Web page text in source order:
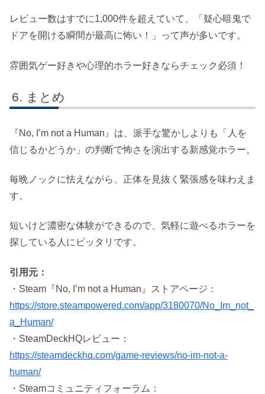
レビュー数はすでに1,000件を超えていて、「疑心暗鬼で
ドアを開ける瞬間が最高に怖い！」って声が多いです。
雰囲気ゲー好きや心理的ホラー好きならチェック必須！
まとめ
『No, I’m not a Human』は、派手な驚かしよりも「人を
信じるかどうか」の判断で怖さを演出する新感覚ホラー。
毎晩ノックに怯えながら、正体を見抜く緊張感を味わえま
す。
短いけど濃密な体験ができるので、気軽に遊べるホラーを
探している人にピッタリです。
引用元：
・Steam『No, I’m not a Human』ストアページ：
https://store.steampowered.com/app/3180070/No_Im_not_
a_Human/
・SteamDeckHQレビュー：
https://steamdeckhq.com/game-reviews/no-im-not-a-
human/
・Steamコミュニティフォーラム：